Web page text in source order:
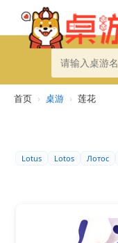
首页 › 桌游 › 莲花
Lotus Lotos Лотос